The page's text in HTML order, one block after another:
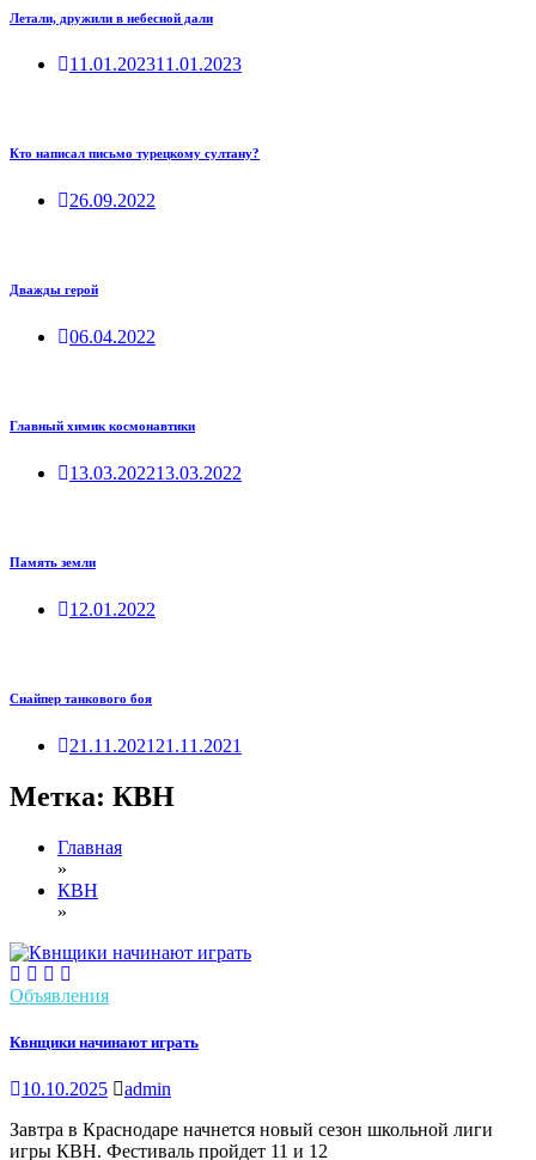
Летали, дружили в небесной дали
11.01.202311.01.2023
Кто написал письмо турецкому султану?
26.09.2022
Дважды герой
06.04.2022
Главный химик космонавтики
13.03.202213.03.2022
Память земли
12.01.2022
Снайпер танкового боя
21.11.2021 21.11.2021
Метка: КВН
Главная
»
КВН
»
Объявления
Квнщики начинают играть
10.10.2025
admin
Завтра в Краснодаре начнется новый сезон школьной лиги
игры КВН. Фестиваль пройдет 11 и 12